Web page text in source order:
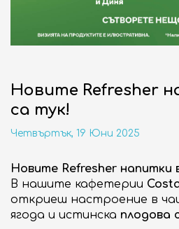
Новите Refresher
са тук!
Четвъртък, 19 Юни 2025
Новите Refresher напитки
В нашите кафетерии
откриеш настроение в
ягода и истинска плодова
ENGLISH
бул. "Сливница" 185